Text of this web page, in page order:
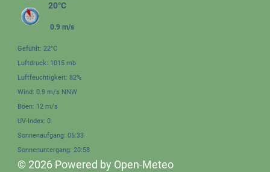
20°C
0.9 m/s
Gefühlt: 22°C
Luftdruck: 1015 mb
Luftfeuchtigkeit: 82%
Wind: 0.9 m/s NNW
Böen: 12 m/s
UV-Index: 0
Sonnenaufgang: 05:33
Sonnenuntergang: 20:58
© 2026 Powered by Open-Meteo